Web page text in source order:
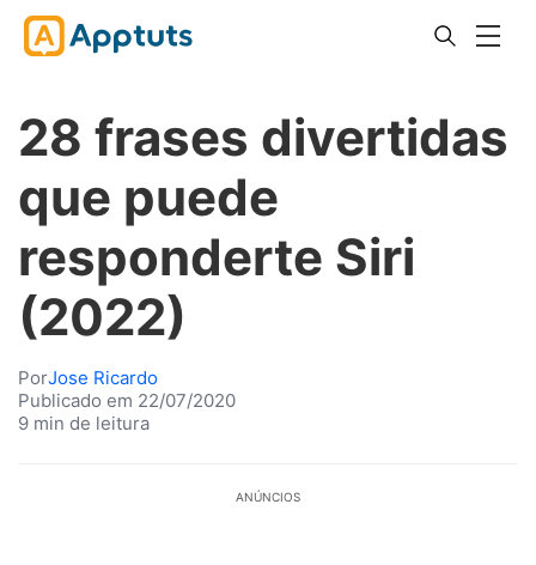
28 frases divertidas
que puede
responderte Siri
(2022)
PorJose Ricardo
Publicado em 22/07/2020
9 min de leitura
ANÚNCIOS